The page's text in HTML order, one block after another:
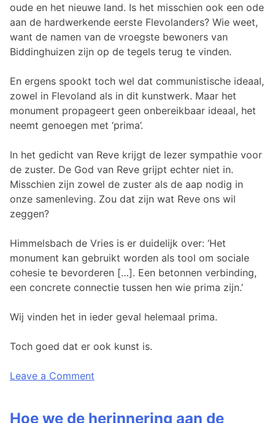
oude en het nieuwe land. Is het misschien ook een ode
aan de hardwerkende eerste Flevolanders? Wie weet,
want de namen van de vroegste bewoners van
Biddinghuizen zijn op de tegels terug te vinden.
En ergens spookt toch wel dat communistische ideaal,
zowel in Flevoland als in dit kunstwerk. Maar het
monument propageert geen onbereikbaar ideaal, het
neemt genoegen met ‘prima’.
In het gedicht van Reve krijgt de lezer sympathie voor
de zuster. De God van Reve grijpt echter niet in.
Misschien zijn zowel de zuster als de aap nodig in
onze samenleving. Zou dat zijn wat Reve ons wil
zeggen?
Himmelsbach de Vries is er duidelijk over: ‘Het
monument kan gebruikt worden als tool om sociale
cohesie te bevorderen […]. Een betonnen verbinding,
een concrete connectie tussen hen wie prima zijn.’
Wij vinden het in ieder geval helemaal prima.
Toch goed dat er ook kunst is.
Posted
&
Tagged
Land-
Leave a Comment
voor
Hoe we de herinnering aan de